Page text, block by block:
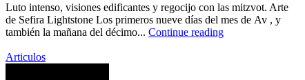
Luto intenso, visiones edificantes y regocijo con las mitzvot. Arte
de Sefira Lightstone Los primeros nueve días del mes de Av , y
también la mañana del décimo... Continue reading
Articulos